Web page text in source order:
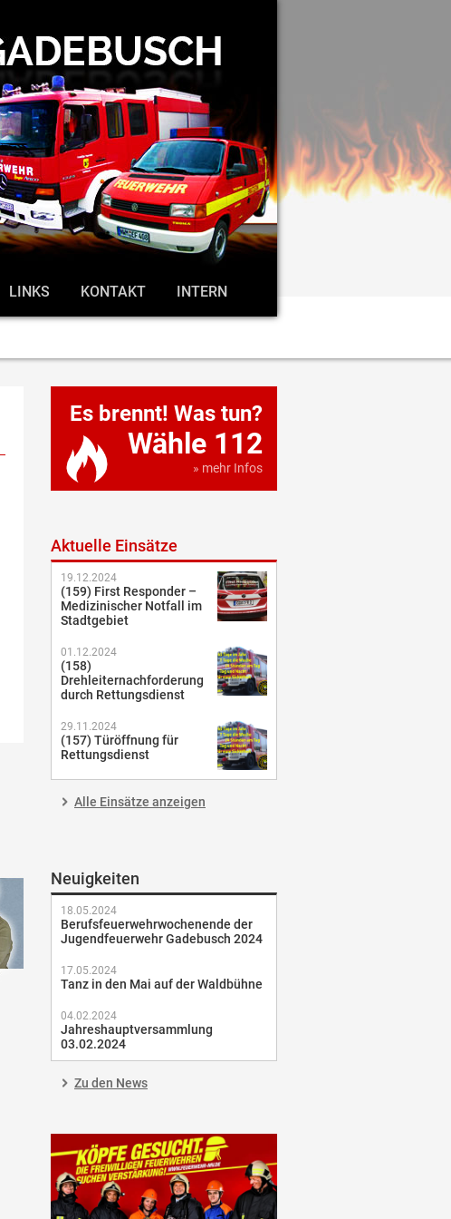
LINKS KONTAKT INTERN
Es brennt! Was tun?
Wähle 112
» mehr Infos
Aktuelle Einsätze
19.12.2024
(159) First Responder –
Medizinischer Notfall im
Stadtgebiet
01.12.2024
(158)
Drehleiternachforderung
durch Rettungsdienst
29.11.2024
(157) Türöffnung für
Rettungsdienst
Alle Einsätze anzeigen
Neuigkeiten
18.05.2024
Berufsfeuerwehrwochenende der
Jugendfeuerwehr Gadebusch 2024
17.05.2024
Tanz in den Mai auf der Waldbühne
04.02.2024
Jahreshauptversammlung
03.02.2024
Zu den News